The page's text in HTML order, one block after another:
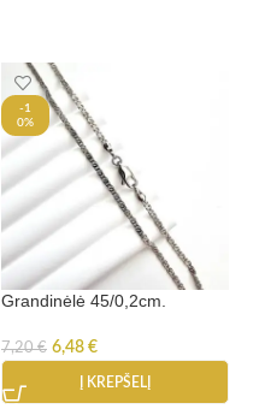
-1
0%
Grandinėlė 45/0,2cm.
7,20€ 6,48 €
Į KREPŠELĮ